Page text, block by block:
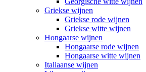
Griekse wijnen
Griekse rode wijnen
Griekse witte wijnen
Hongaarse wijnen
Hongaarse rode wijnen
Hongaarse witte wijnen
Italiaanse wijnen